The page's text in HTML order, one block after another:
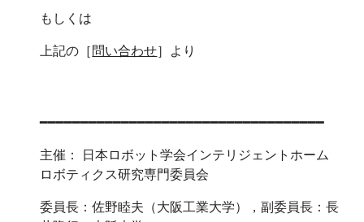
もしくは
上記の［問い合わせ］より
━━━━━━━━━━━━━━━━━━━━━━━━━━━━━━━━━━━
主催： 日本ロボット学会インテリジェントホーム
ロボティクス研究専門委員会
委員長：佐野睦夫（大阪工業大学），副委員長：長